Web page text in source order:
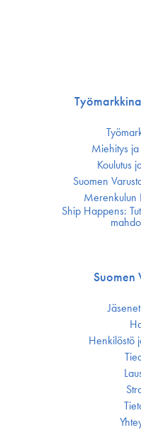
Miehitys
Koulutus
Suomen
Merenkulun
Ship Happens:
Suomen
Henkilöstö